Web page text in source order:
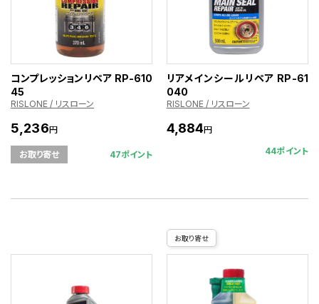
コンプレッションリペア RP-610
45
RISLONE / リスローン
5,236円
お取り寄せ 47ポイント
リアメインシールリペア RP-61
040
RISLONE / リスローン
4,884円
44ポイント
お取り寄せ